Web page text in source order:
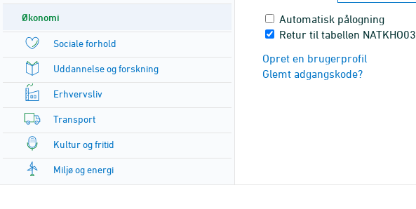
Økonomi
Sociale forhold
Uddannelse og forskning
Erhvervsliv
Transport
Kultur og fritid
Miljø og energi
Automatisk pålogning
Retur til tabellen NATKHO03
Opret en brugerprofil
Glemt adgangskode?